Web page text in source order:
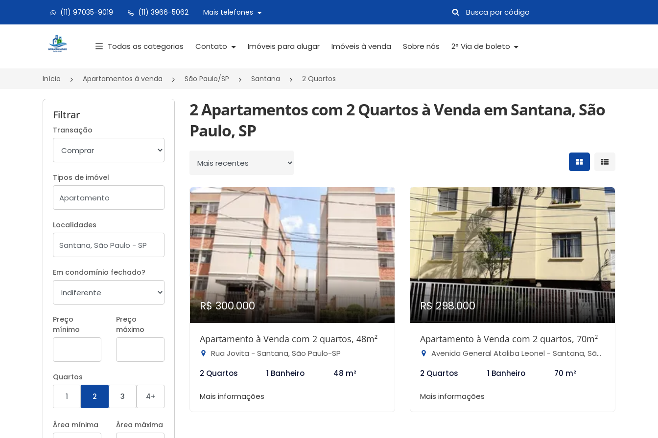
(11) 97035-9019 (11) 3966-5062 Mais telefones
Página inicial
Todas as categorias Contato Imóveis para alugar Imóveis à venda Sobre nós 2° Via de boleto
Início Apartamentos à venda São Paulo/SP Santana 2 Quartos
Filtrar
Transação
Tipos de imóvel
Localidades
Em condomínio fechado?
Preço
mínimo
Preço
máximo
Quartos
1
2 3 4+
Área mínima Área máxima
2 Apartamentos com 2 Quartos à Venda em Santana, São
Paulo, SP
Ordenar por Mostrar resultados
Mostrar
R$ 300.000
Apartamento à Venda com 2 quartos, 48m²
Rua Jovita - Santana, São Paulo-SP
2 Quartos
1 Banheiro 48 m²
Mais informações
R$ 298.000
Apartamento à Venda com 2 quartos, 70m²
Avenida General Ataliba Leonel - Santana, São Paulo-SP
2 Quartos
1 Banheiro 70 m²
Mais informações